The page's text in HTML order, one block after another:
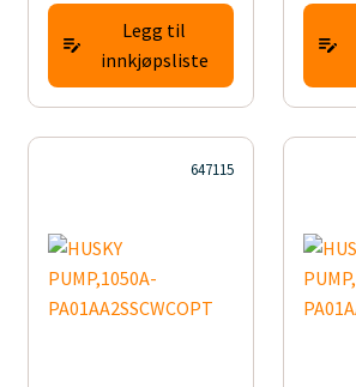
Legg til
innkjøpsliste
647115